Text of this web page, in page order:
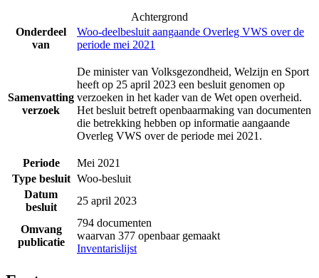
Achtergrond
Onderdeel
van
Woo-deelbesluit aangaande Overleg VWS over de
periode mei 2021
Samenvatting
verzoek
De minister van Volksgezondheid, Welzijn en Sport
heeft op 25 april 2023 een besluit genomen op
verzoeken in het kader van de Wet open overheid.
Het besluit betreft openbaarmaking van documenten
die betrekking hebben op informatie aangaande
Overleg VWS over de periode mei 2021.
Periode
Mei 2021
Type besluit Woo-besluit
Datum
besluit
25 april 2023
Omvang
publicatie
794 documenten
waarvan 377 openbaar gemaakt
Inventarislijst